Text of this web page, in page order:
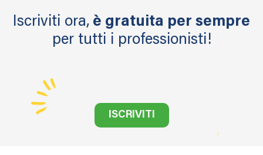
Iscriviti ora, è gratuita per sempre
per tutti i professionisti!
ISCRIVITI